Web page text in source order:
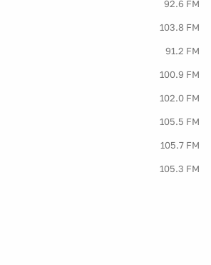
92.6 FM
103.8 FM
91.2 FM
100.9 FM
102.0 FM
105.5 FM
105.7 FM
105.3 FM